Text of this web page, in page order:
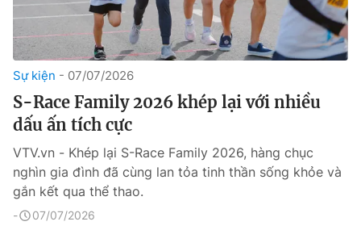
Sự kiện 07/07/2026
S-Race Family 2026 khép lại với nhiều
dấu ấn tích cực
VTV.vn - Khép lại S-Race Family 2026, hàng chục
nghìn gia đình đã cùng lan tỏa tinh thần sống khỏe và
gắn kết qua thể thao.
07/07/2026